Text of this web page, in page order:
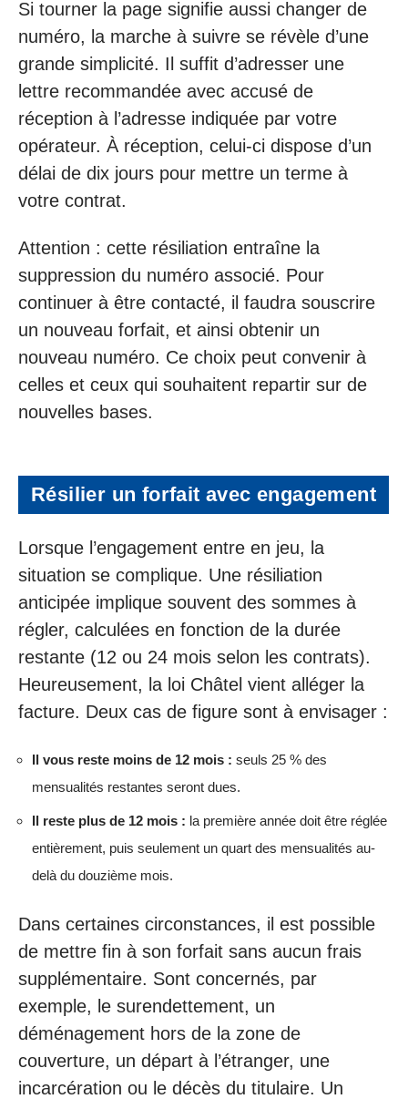
Si tourner la page signifie aussi changer de
numéro, la marche à suivre se révèle d’une
grande simplicité. Il suffit d’adresser une
lettre recommandée avec accusé de
réception à l’adresse indiquée par votre
opérateur. À réception, celui-ci dispose d’un
délai de dix jours pour mettre un terme à
votre contrat.
Attention : cette résiliation entraîne la
suppression du numéro associé. Pour
continuer à être contacté, il faudra souscrire
un nouveau forfait, et ainsi obtenir un
nouveau numéro. Ce choix peut convenir à
celles et ceux qui souhaitent repartir sur de
nouvelles bases.
Résilier un forfait avec engagement
Lorsque l’engagement entre en jeu, la
situation se complique. Une résiliation
anticipée implique souvent des sommes à
régler, calculées en fonction de la durée
restante (12 ou 24 mois selon les contrats).
Heureusement, la loi Châtel vient alléger la
facture. Deux cas de figure sont à envisager :
Il vous reste moins de 12 mois : seuls 25 % des
mensualités restantes seront dues.
Il reste plus de 12 mois : la première année doit être réglée
entièrement, puis seulement un quart des mensualités au-
delà du douzième mois.
Dans certaines circonstances, il est possible
de mettre fin à son forfait sans aucun frais
supplémentaire. Sont concernés, par
exemple, le surendettement, un
déménagement hors de la zone de
couverture, un départ à l’étranger, une
incarcération ou le décès du titulaire. Un